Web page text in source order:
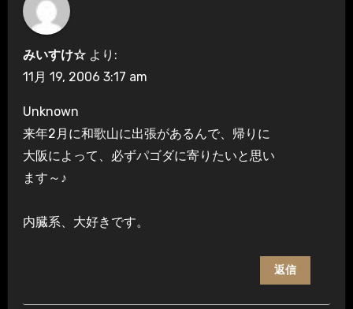
みいすけ☆ より:
11月 19, 2006 3:17 am
Unknown
来年2月に和歌山に出張があるんで、帰りに
大阪によって、必ずパゴダに寄りたいと思い
ます～♪
内臓系、大好きです。
返信